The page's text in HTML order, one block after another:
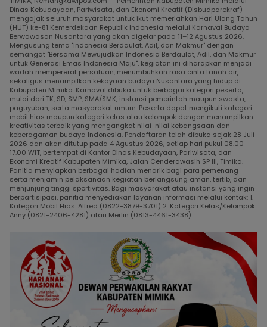
Dinas Kebudayaan, Pariwisata, dan Ekonomi Kreatif (Disbudparekraf)
mengajak seluruh masyarakat untuk ikut memeriahkan Hari Ulang Tahun
(HUT) ke-81 Kemerdekaan Republik Indonesia melalui Karnaval Budaya
Berwawasan Nusantara yang akan digelar pada 11–12 Agustus 2026.
Mengusung tema "Indonesia Berdaulat, Adil, dan Makmur" dengan
semangat "Bersama Mewujudkan Indonesia Berdaulat, Adil, dan Makmur
untuk Generasi Emas Indonesia Maju", kegiatan ini diharapkan menjadi
wadah mempererat persatuan, menumbuhkan rasa cinta tanah air,
sekaligus menampilkan kekayaan budaya Nusantara yang hidup di
Kabupaten Mimika. Karnaval dibuka untuk berbagai kategori peserta,
mulai dari TK, SD, SMP, SMA/SMK, instansi pemerintah maupun swasta,
paguyuban, serta masyarakat umum. Peserta dapat mengikuti kategori
mobil hias maupun kategori kelas atau kelompok dengan menampilkan
kreativitas terbaik yang mengangkat nilai-nilai kebangsaan dan
keberagaman budaya Indonesia. Pendaftaran telah dibuka sejak 28 Juli
2026 dan akan ditutup pada 4 Agustus 2026, setiap hari pukul 08.00–
17.00 WIT, bertempat di Kantor Dinas Kebudayaan, Pariwisata, dan
Ekonomi Kreatif Kabupaten Mimika, Jalan Cenderawasih SP III, Timika.
Panitia menyiapkan berbagai hadiah menarik bagi para pemenang
serta menjamin pelaksanaan kegiatan berlangsung aman, tertib, dan
menjunjung tinggi sportivitas. Bagi masyarakat atau instansi yang ingin
berpartisipasi, panitia menyediakan layanan informasi melalui kontak: 1.
Kategori Mobil Hias: Alfred (0822-3879-3701) 2. Kategori Kelas/Kelompok:
Anny (0821-2406-4281) atau Merlin (0813-4461-3438).